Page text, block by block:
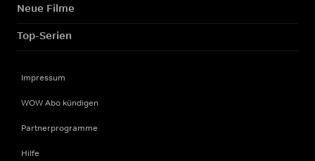
Neue Filme
Top-Serien
Impressum
WOW Abo kündigen
Partnerprogramme
Hilfe